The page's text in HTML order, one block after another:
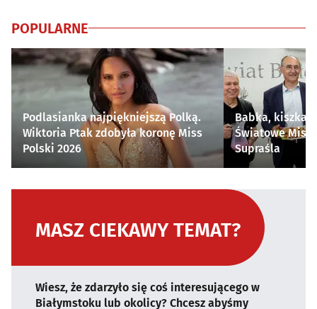
POPULARNE
Podlasianka najpiękniejszą Polką.
Wiktoria Ptak zdobyła koronę Miss
Polski 2026
Babka, kiszka i
Światowe
Supraśla
MASZ CIEKAWY TEMAT?
Wiesz, że zdarzyło się coś interesującego w
Białymstoku lub okolicy? Chcesz abyśmy